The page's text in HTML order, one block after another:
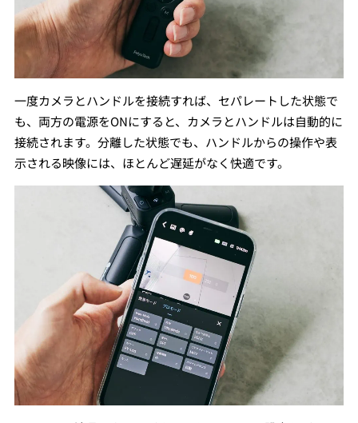
一度カメラとハンドルを接続すれば、セパレートした状態で
も、両方の電源をONにすると、カメラとハンドルは自動的に
接続されます。分離した状態でも、ハンドルからの操作や表
示される映像には、ほとんど遅延がなく快適です。